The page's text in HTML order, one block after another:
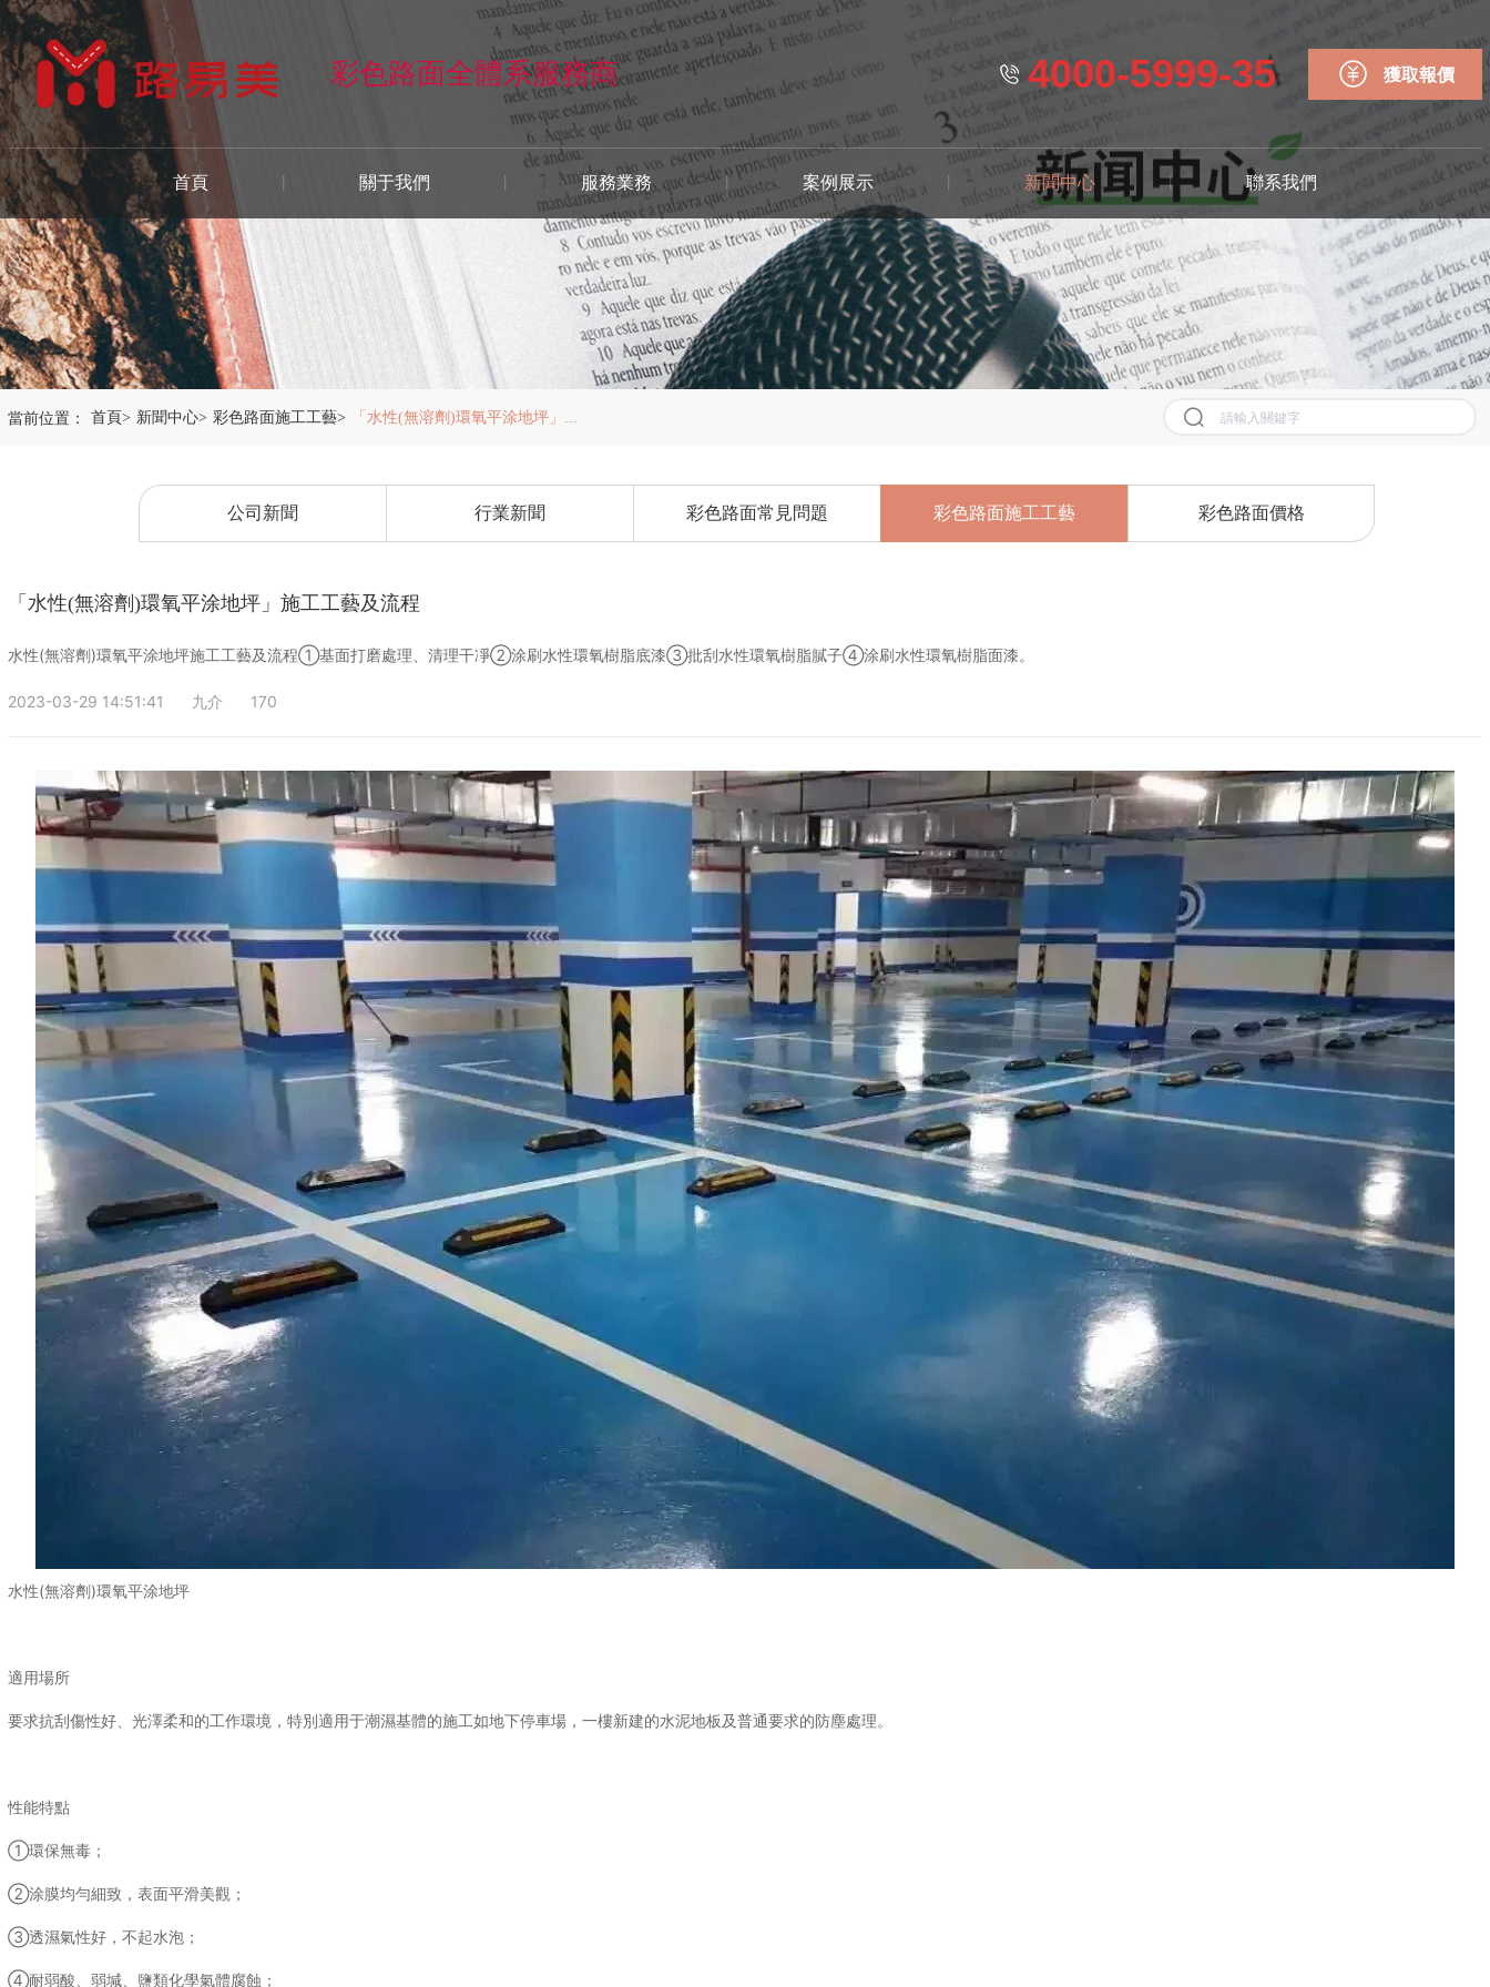
彩色路面全體系服務商 4000-5999-35 獲取報價
首頁 關于我們 服務業務 案例展示 新聞中心 聯系我們
當前位置： 首頁> 新聞中心> 彩色路面施工工藝> 「水性(無溶劑)環氧平涂地坪」... 清空記錄
公司新聞 行業新聞 彩色路面常見問題 彩色路面施工工藝 彩色路面價格
「水性(無溶劑)環氧平涂地坪」施工工藝及流程
水性(無溶劑)環氧平涂地坪施工工藝及流程①基面打磨處理、清理干凈②涂刷水性環氧樹脂底漆③批刮水性環氧樹脂膩子④涂刷水性環氧樹脂面漆。
2023-03-29 14:51:41 九介 170
水性(無溶劑)環氧平涂地坪
適用場所
要求抗刮傷性好、光澤柔和的工作環境，特別適用于潮濕基體的施工如地下停車場，一樓新建的水泥地板及普通要求的防塵處理。
性能特點
①環保無毒；
②涂膜均勻細致，表面平滑美觀；
③透濕氣性好，不起水泡；
④耐弱酸、弱堿、鹽類化學氣體腐蝕；